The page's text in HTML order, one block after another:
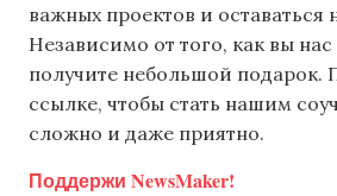
важных проектов и
Независимо от того, как вы
получите небольшой подарок.
ссылке, чтобы стать нашим
сложно и даже приятно.
Поддержи NewsMaker!